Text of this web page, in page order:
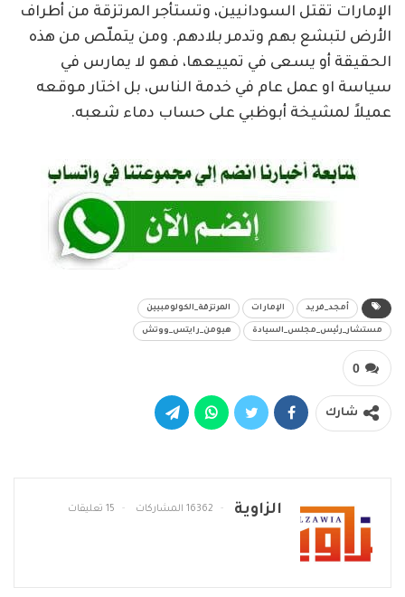
الإمارات تقتل السودانيين، وتستأجر المرتزقة من أطراف
الأرض لتبشع بهم وتدمر بلادهم. ومن يتملّص من هذه
الحقيقة أو يسعى في تمييعها، فهو لا يمارس في
سياسة او عمل عام في خدمة الناس، بل اختار موقعه
عميلاً لمشيخة أبوظبي على حساب دماء شعبه.
أمجد_فريد الإمارات المرتزقة_الكولومبيين
مستشار_رئيس_مجلس_السيادة هيومن_رايتس_ووتش
0
شارك
الزاوية 16362 المشاركات 15 تعليقات